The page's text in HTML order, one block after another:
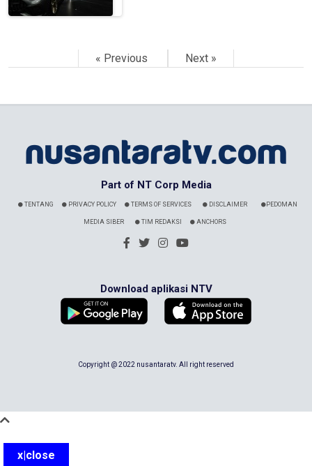
« Previous Next »
Part of NT Corp Media
TENTANG PRIVACY POLICY TERMS OF SERVICES DISCLAIMER PEDOMAN
MEDIA SIBER TIM REDAKSI ANCHORS
Download aplikasi NTV
Copyright @ 2022 nusantaratv. All right reserved
x|close